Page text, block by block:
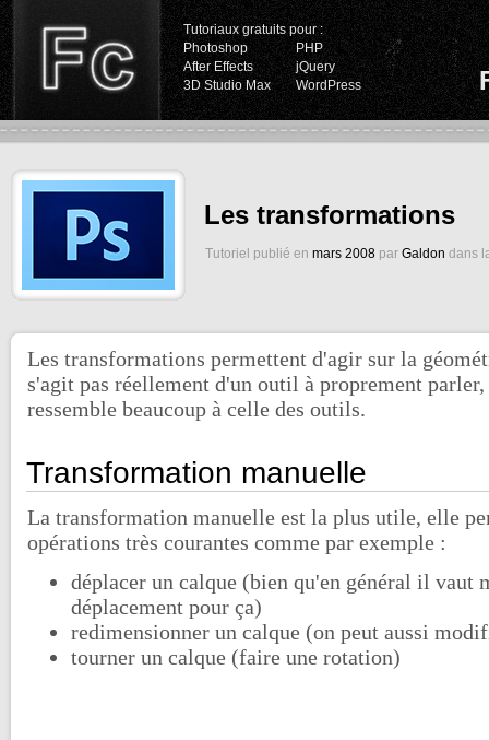
Tutoriaux gratuits pour :
Photoshop
PHP
After Effects
jQuery
3D Studio Max
WordPress
Les transformations
Tutoriel publié en mars 2008 par Galdon dans
Les transformations permettent d'agir sur la
s'agit pas réellement d'un outil à proprement
ressemble beaucoup à celle des outils.
Transformation manuelle
La transformation manuelle est la plus utile, elle
opérations très courantes comme par exemple :
déplacer un calque (bien qu'en général il
déplacement pour ça)
redimensionner un calque (on peut aussi
tourner un calque (faire une rotation)